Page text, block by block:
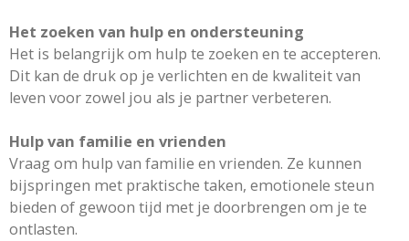
Het zoeken van hulp en ondersteuning
Het is belangrijk om hulp te zoeken en te accepteren.
Dit kan de druk op je verlichten en de kwaliteit van
leven voor zowel jou als je partner verbeteren.
Hulp van familie en vrienden
Vraag om hulp van familie en vrienden. Ze kunnen
bijspringen met praktische taken, emotionele steun
bieden of gewoon tijd met je doorbrengen om je te
ontlasten.